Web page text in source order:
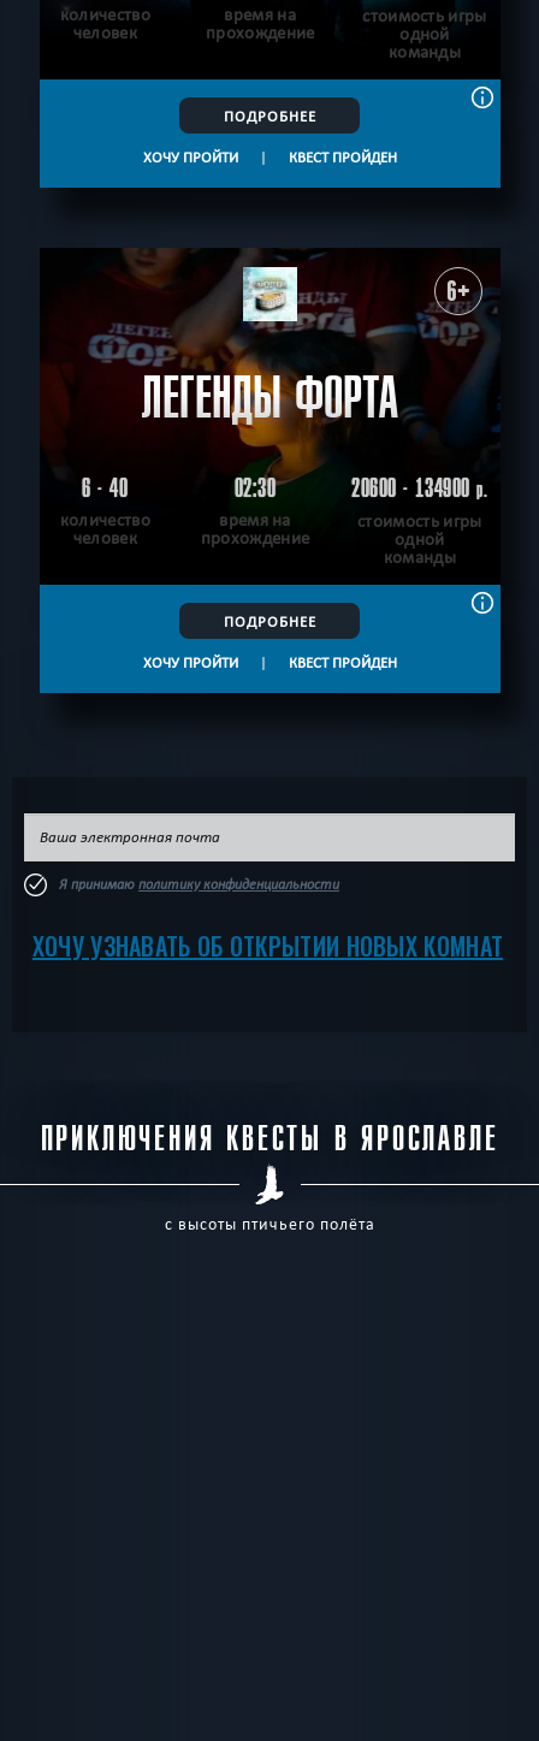
количество
человек
время на
прохождение
стоимость игры
одной
команды
ПОДРОБНЕЕ
ХОЧУ ПРОЙТИ | КВЕСТ ПРОЙДЕН
6+
ЛЕГЕНДЫ ФОРТА
6 - 40
количество
человек
02:30
время на
прохождение
20600 - 134900р.
стоимость игры
одной
команды
ПОДРОБНЕЕ
ХОЧУ ПРОЙТИ | КВЕСТ ПРОЙДЕН
Я принимаю политику конфиденциальности
ХОЧУ УЗНАВАТЬ ОБ ОТКРЫТИИ НОВЫХ КОМНАТ
ПРИКЛЮЧЕНИЯ КВЕСТЫ В ЯРОСЛАВЛЕ
с высоты птичьего полёта